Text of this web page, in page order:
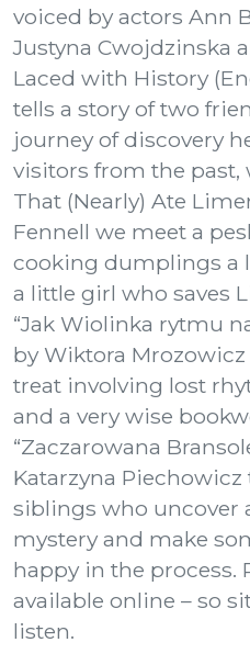
voiced by actors Ann
Justyna Cwojdzinska
Laced with History
tells a story of two
journey of discovery
visitors from the past,
That (Nearly) Ate
Fennell we meet a
cooking dumplings a
a little girl who saves
“Jak Wiolinka rytmu
by Wiktora
treat involving lost
and a very wise
“Zaczarowana
Katarzyna
siblings who uncover
mystery and make
happy in the process.
available online – so
listen.